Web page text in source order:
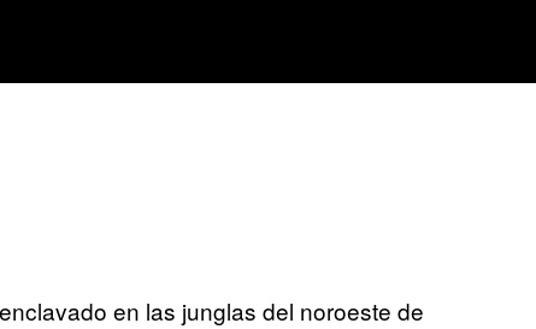
en las junglas del noroeste de